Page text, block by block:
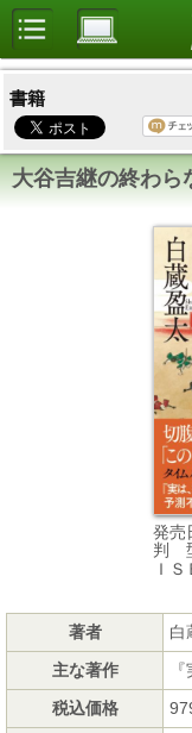
書籍
大谷吉継の終わら
発売
判
ＩＳ
著者
白
主な著作
税込価格